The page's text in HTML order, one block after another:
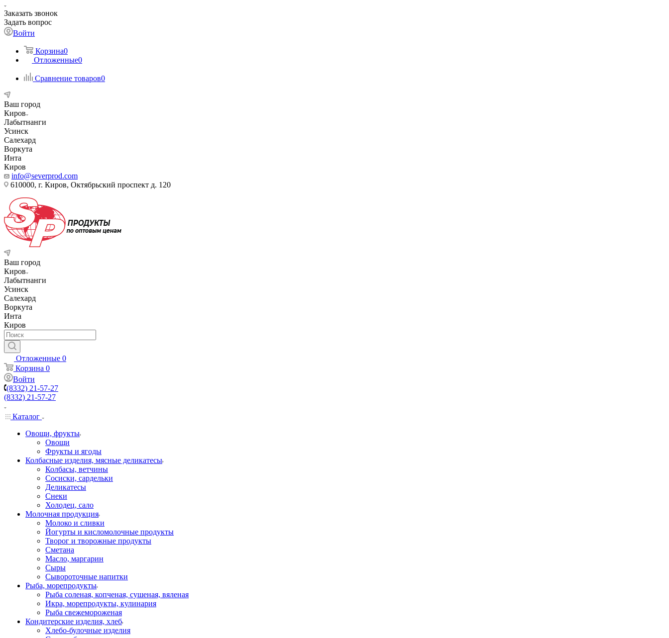
Заказать звонок
Задать вопрос
Войти
Корзина0
Отложенные0
Сравнение товаров0
Ваш город
Киров
Лабытнанги
Усинск
Салехард
Воркута
Инта
Киров
info@severprod.com
610000, г. Киров, Октябрьский проспект д. 120
Ваш город
Киров
Лабытнанги
Усинск
Салехард
Воркута
Инта
Киров
Отложенные 0
Корзина 0
Войти
(8332) 21-57-27
(8332) 21-57-27
Каталог
Овощи, фрукты
Овощи
Фрукты и ягоды
Колбасные изделия, мясные деликатесы
Колбасы, ветчины
Сосиски, сардельки
Деликатесы
Снеки
Холодец, сало
Молочная продукция
Молоко и сливки
Йогурты и кисломолочные продукты
Творог и творожные продукты
Сметана
Масло, маргарин
Сыры
Сывороточные напитки
Рыба, морепродукты
Рыба соленая, копченая, сушеная, вяленая
Икра, морепродукты, кулинария
Рыба свежемороженая
Кондитерские изделия, хлеб
Хлебо-булочные изделия